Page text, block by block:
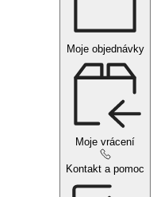
Moje objednávky
Moje vrácení
Kontakt a pomoc